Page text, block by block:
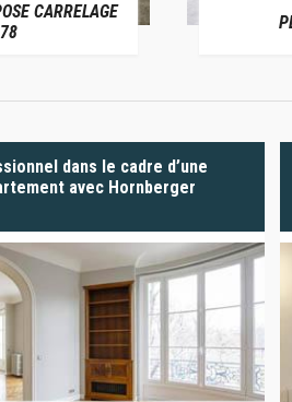
CARRELAGE
78
dans le cadre d’une
avec Hornberger